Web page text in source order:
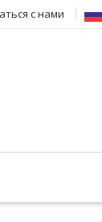
с нами